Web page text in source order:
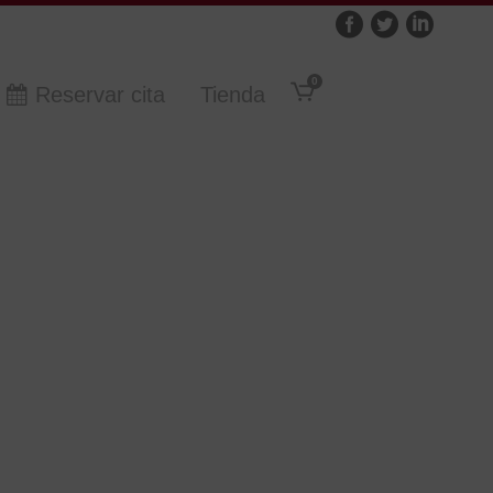
0
Reservar cita Tienda